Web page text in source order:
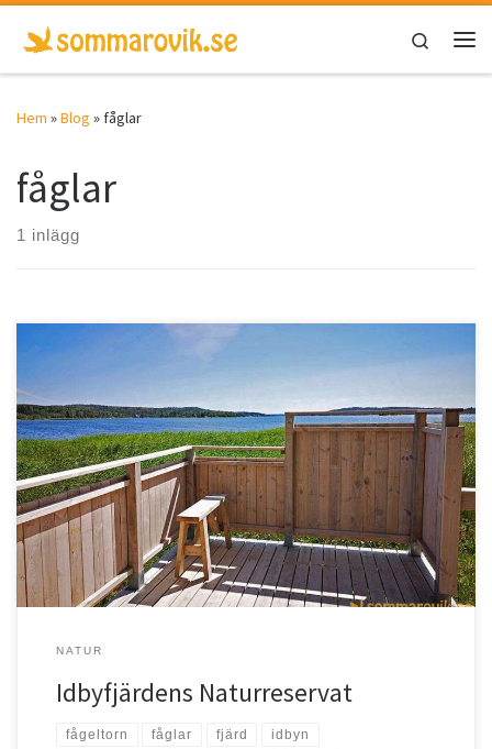
Hoppa till innehåll
Search
Hem »Blog »fåglar
fåglar
1 inlägg
Idbyn Naturreservatet är på 19 hektar och bildades 2006, och det
är välbesökt av många […]
NATUR
Idbyfjärdens Naturreservat
fågeltorn fåglar fjärd idbyn